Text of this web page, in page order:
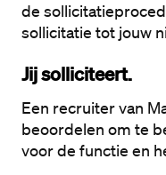
de
sollicitatie tot jouw
Jij solliciteert.
Een recruiter van
beoordelen om te
voor de functie en